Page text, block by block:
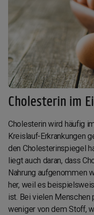
Cholesterin im
Cholesterin wird häufig
Kreislauf-Erkrankungen
den Cholesterinspiegel
liegt auch daran, dass
Nahrung aufgenommen
her, weil es
ist. Bei vielen Menschen
weniger von dem Stoff,